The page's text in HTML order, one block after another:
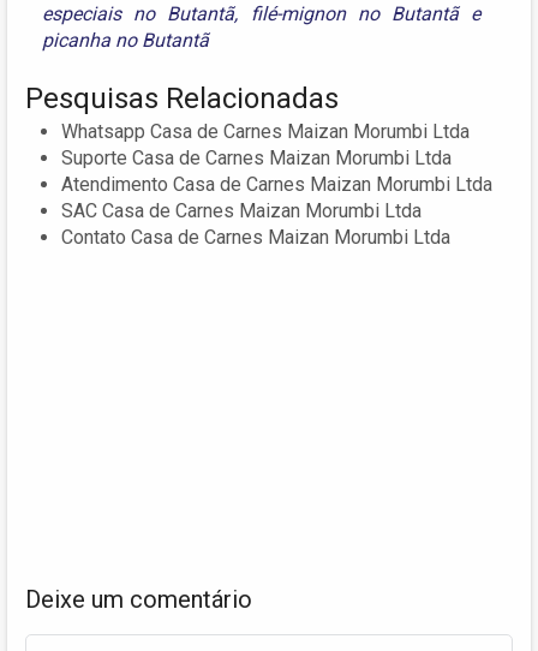
especiais no Butantã, filé-mignon no Butantãe
picanha no Butantã
Pesquisas Relacionadas
Whatsapp Casa de Carnes Maizan Morumbi Ltda
Suporte Casa de Carnes Maizan Morumbi Ltda
Atendimento Casa de Carnes Maizan Morumbi Ltda
SAC Casa de Carnes Maizan Morumbi Ltda
Contato Casa de Carnes Maizan Morumbi Ltda
Deixe um comentário